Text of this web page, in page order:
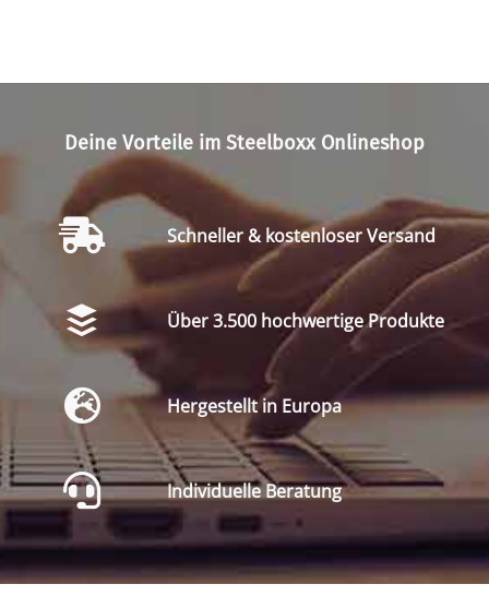
Deine Vorteile im Steelboxx Onlineshop
Schneller & kostenloser Versand
Über 3.500 hochwertige Produkte
Hergestellt in Europa
Individuelle Beratung